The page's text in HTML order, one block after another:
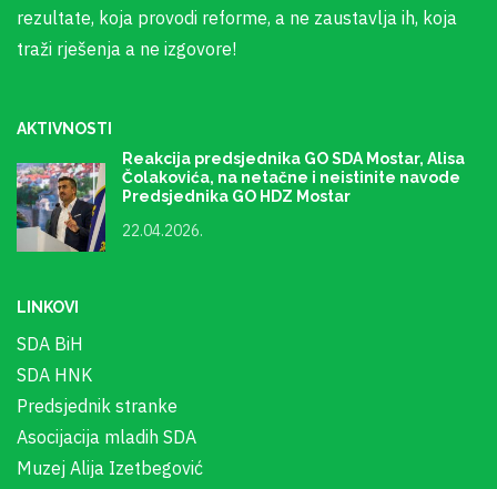
rezultate, koja provodi reforme, a ne zaustavlja ih, koja
traži rješenja a ne izgovore!
AKTIVNOSTI
Reakcija predsjednika GO SDA Mostar, Alisa
Čolakovića, na netačne i neistinite navode
Predsjednika GO HDZ Mostar
22.04.2026.
LINKOVI
SDA BiH
SDA HNK
Predsjednik stranke
Asocijacija mladih SDA
Muzej Alija Izetbegović